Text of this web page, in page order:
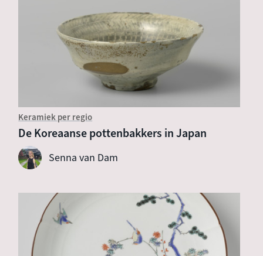
Keramiek per regio
De Koreaanse pottenbakkers in Japan
Senna van Dam